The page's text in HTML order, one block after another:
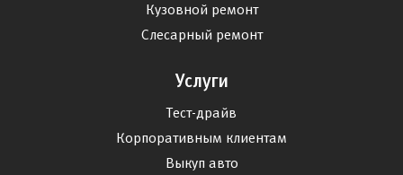
Кузовной ремонт
Слесарный ремонт
Услуги
Тест-драйв
Корпоративным клиентам
Выкуп авто